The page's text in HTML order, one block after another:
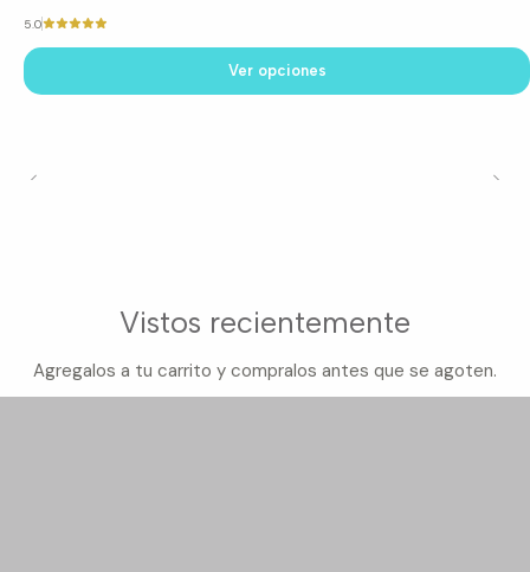
5.0
Ver opciones
Vistos recientemente
Agregalos a tu carrito y compralos antes que se agoten.